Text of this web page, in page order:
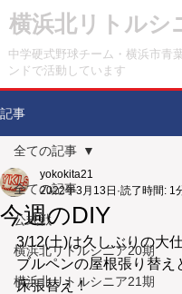
横浜北リトルシ
中学硬式野球チーム・横浜市青
ンドで活動しています
記事
全ての記事
公式戦
横浜北リトルシニア20期
横浜北リトルシニア21期
全ての記事
今週のDIY
yokokita21
2022年3月13日 読了時間: 1
3/12(土)は久しぶりの大仕
ブルペンの屋根張り替え
床張替え！